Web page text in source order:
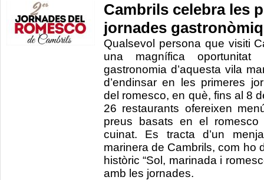
Cambrils celebra les
jornades
Qualsevol persona que visiti
una magnífica
gastronomia d’aquesta vila
d’endinsar en les primeres
del romesco, en què, fins al 8
26 restaurants ofereixen
preus basats en el
cuinat. Es tracta d’un
marinera de Cambrils, com ho
històric “Sol, marinada i
amb les jornades.